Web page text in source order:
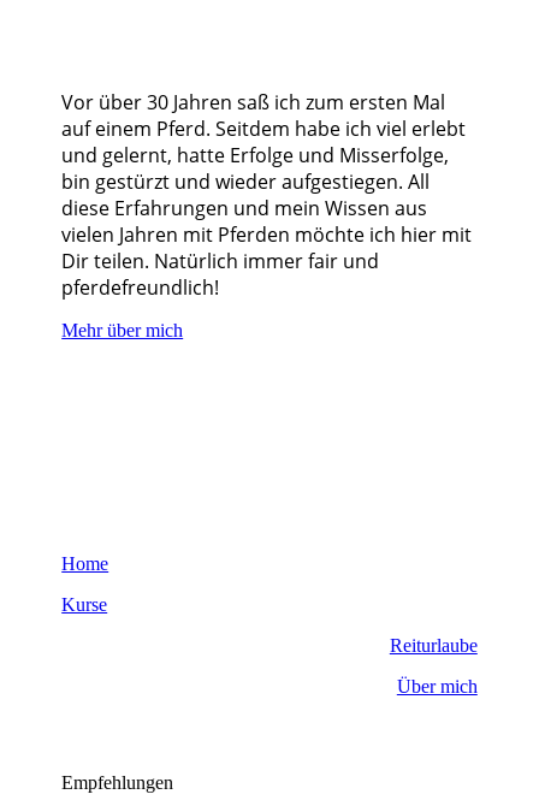
Vor über 30 Jahren saß ich zum ersten Mal
auf einem Pferd. Seitdem habe ich viel erlebt
und gelernt, hatte Erfolge und Misserfolge,
bin gestürzt und wieder aufgestiegen. All
diese Erfahrungen und mein Wissen aus
vielen Jahren mit Pferden möchte ich hier mit
Dir teilen. Natürlich immer fair und
pferdefreundlich!
Mehr über mich
Home
Kurse
Reiturlaube
Über mich
Empfehlungen